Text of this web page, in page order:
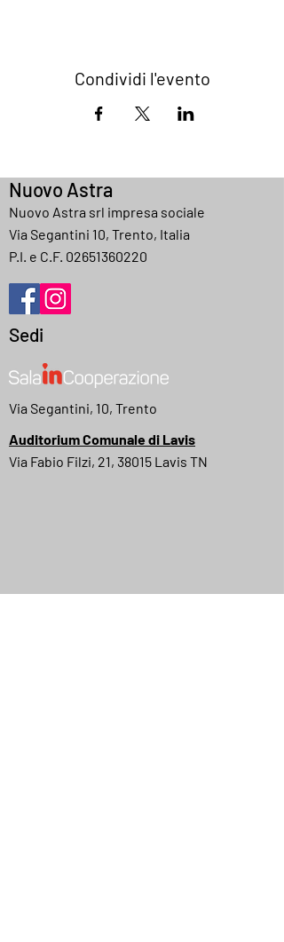
Condividi l'evento
Nuovo Astra
Nuovo Astra srl impresa sociale
Via Segantini 10, Trento, Italia
P.I. e C.F. 02651360220
Sedi
Via Segantini, 10, Trento
Auditorium Comunale di Lavis
Via Fabio Filzi, 21, 38015 Lavis TN